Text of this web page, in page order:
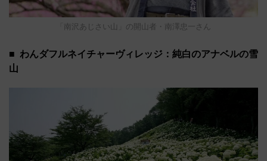
「南沢あじさい山」の開山者・南澤忠一さん
わんダフルネイチャーヴィレッジ：純白のアナベルの雪
山